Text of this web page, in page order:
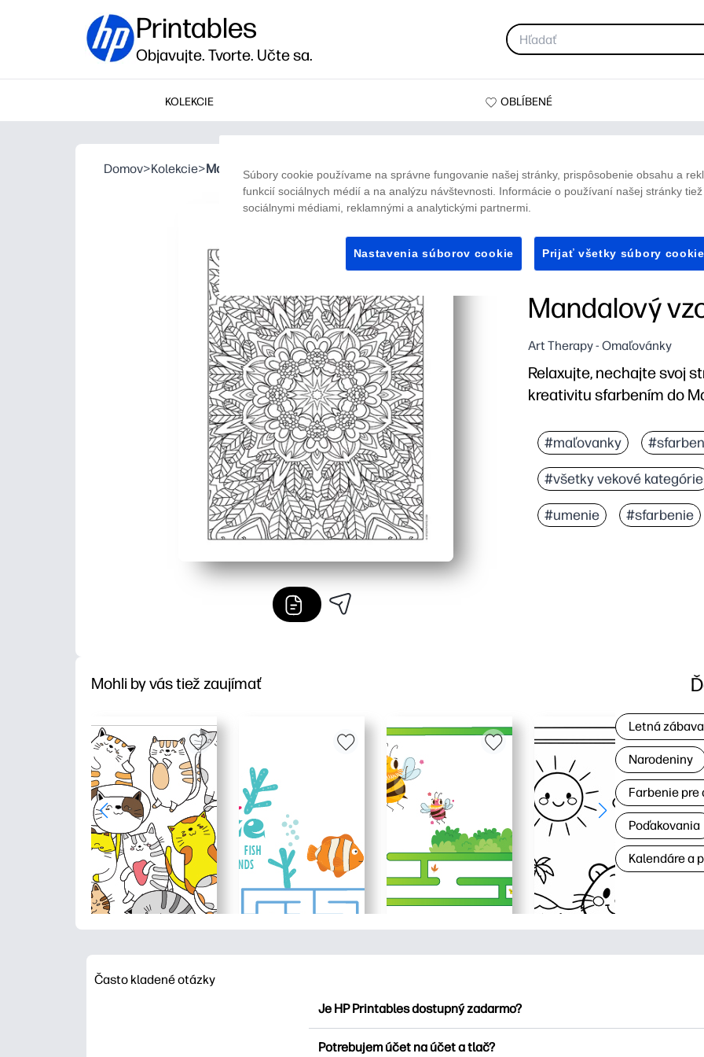
Printables
Objavujte. Tvorte. Učte sa.
KOLEKCIE OBLÍBENÉ
Domov>Kolekcie>Mandalový vzor 20
Mandalový
Art Therapy - Omaľovánky
Relaxujte, nechajte svoj
kreativitu sfarbením do
Print-and-Go dizajn -
Vstavaná všímavosť -
Všestranné použitie -
Budovanie zručností -
#maľovanky
#všetky vekové kategórie
#umenie #sfarbenie
Mohli by vás tiež zaujímať
Letná zábava
Narodeniny
Farbenie pre
Poďakovania
Kalendáre a
Často kladené otázky
Je HP Printables dostupný zadarmo?
Potrebujem účet na účet a tlač?
Súbory cookie používame na správne fungovanie našej stránky, prispôsobenie obsahu a
funkcií sociálnych médií a na analýzu návštevnosti. Informácie o používaní našej stránky
sociálnymi médiami, reklamnými a analytickými partnermi.
Nastavenia súborov cookie Prijať všetky súbory cookie